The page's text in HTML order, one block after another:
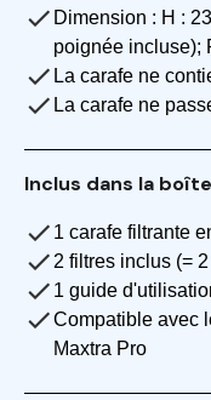
Dimension : H :
poignée incluse);
La carafe ne
La carafe ne
Inclus dans la boîte
1 carafe filtrante
2 filtres inclus (=
1 guide
Compatible avec
Maxtra Pro